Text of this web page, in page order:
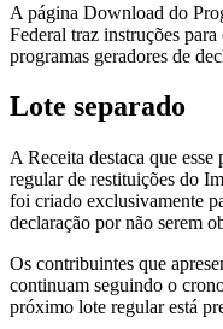
A página Download do
Federal traz instruções
programas geradores de
Lote separado
A Receita destaca que
regular de restituições do
foi criado exclusivamente
declaração por não serem
Os contribuintes que
continuam seguindo o
próximo lote regular está